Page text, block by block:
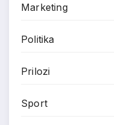
Marketing
Politika
Prilozi
Sport